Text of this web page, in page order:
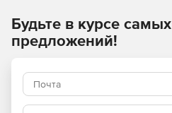
дминистрирование баз
Будьте в курсе
предложений!